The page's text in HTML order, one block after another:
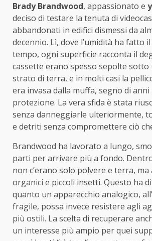
Brady Brandwood, appassionato e
deciso di testare la tenuta di
abbandonati in edifici dismessi da
decennio. Lì, dove l’umidità ha fatto
tempo, ogni superficie racconta il
cassette erano spesso sepolte sotto
strato di terra, e in molti casi la
era invasa dalla muffa, segno di anni
protezione. La vera sfida è stata
senza danneggiarle ulteriormente,
e detriti senza compromettere ciò
Brandwood ha lavorato a lungo,
parti per arrivare più a fondo.
non c’erano solo polvere e terra,
organici e piccoli insetti. Questo ha
quanto un apparecchio analogico,
fragile, possa invece resistere agli
più ostili. La scelta di recuperare
un interesse più ampio per quei